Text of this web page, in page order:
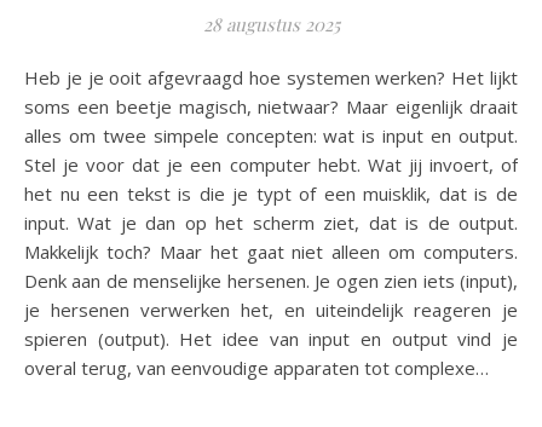
28 augustus 2025
Heb je je ooit afgevraagd hoe systemen werken? Het lijkt
soms een beetje magisch, nietwaar? Maar eigenlijk draait
alles om twee simpele concepten: wat is input en output.
Stel je voor dat je een computer hebt. Wat jij invoert, of
het nu een tekst is die je typt of een muisklik, dat is de
input. Wat je dan op het scherm ziet, dat is de output.
Makkelijk toch? Maar het gaat niet alleen om computers.
Denk aan de menselijke hersenen. Je ogen zien iets (input),
je hersenen verwerken het, en uiteindelijk reageren je
spieren (output). Het idee van input en output vind je
overal terug, van eenvoudige apparaten tot complexe…